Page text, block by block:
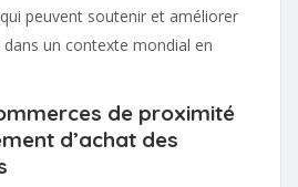
peuvent soutenir et améliorer
un contexte mondial en
de proximité
d’achat des